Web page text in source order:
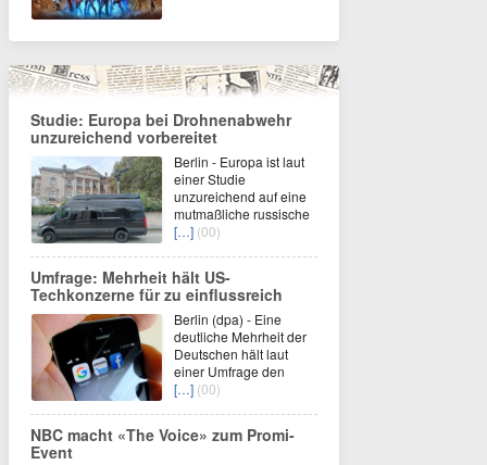
Studie: Europa bei Drohnenabwehr
unzureichend vorbereitet
Berlin - Europa ist laut
einer Studie
unzureichend auf eine
mutmaßliche russische
[…] (00)
Umfrage: Mehrheit hält US-
Techkonzerne für zu einflussreich
Berlin (dpa) - Eine
deutliche Mehrheit der
Deutschen hält laut
einer Umfrage den
[…] (00)
NBC macht «The Voice» zum Promi-
Event